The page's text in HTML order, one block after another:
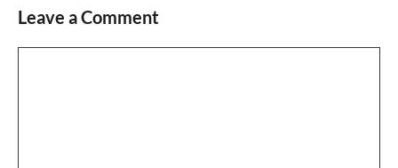
Leave a Comment